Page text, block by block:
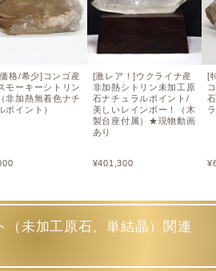
格/希少]コンゴ産
モーキーシトリン
非加熱無着色ナチ
ポイント）
[激レア！]ウクライナ産
非加熱シトリン未加工原
石ナチュラルポイント/
美しいレインボー！（木
製台座付属）★現物動画
あり
¥401,300
[
¥
（未加工原石、単結晶）関連